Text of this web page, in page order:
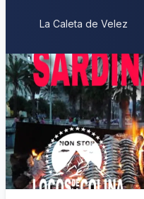
La Caleta de Velez